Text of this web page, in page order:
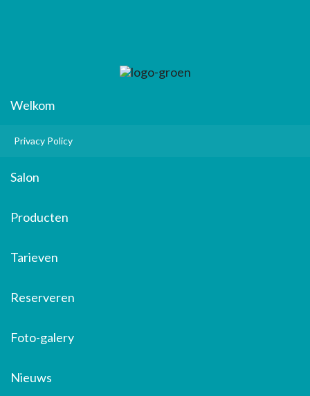
Welkom
Privacy Policy
Salon
Producten
Tarieven
Reserveren
Foto-galery
Nieuws